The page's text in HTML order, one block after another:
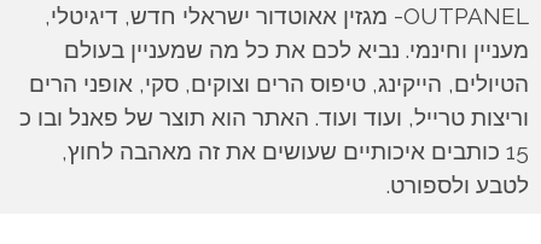
OUTPANEL- מגזין אאוטדור ישראלי חדש, דיגיטלי,
מעניין וחינמי. נביא לכם את כל מה שמעניין בעולם
הטיולים, הייקינג, טיפוס הרים וצוקים, סקי, אופני הרים
וריצות טרייל, ועוד ועוד. האתר הוא תוצר של פאנל ובו כ
15 כותבים איכותיים שעושים את זה מאהבה לחוץ,
לטבע ולספורט.